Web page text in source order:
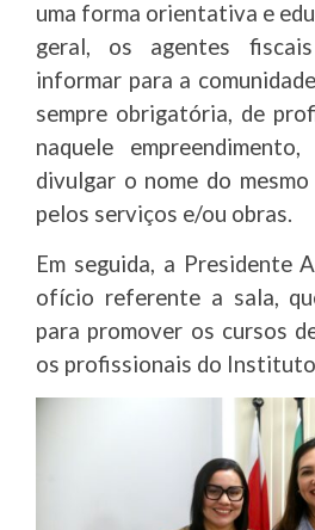
uma forma orientativa e
geral, os agentes
informar para a
sempre obrigatória, de
naquele
divulgar o nome do
pelos serviços e/ou obras.
Em seguida, a Presidente
ofício referente a sala,
para promover os cursos
os profissionais do